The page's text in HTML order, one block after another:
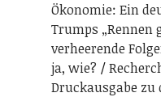
Ökonomie: Ein
Trumps „Rennen
verheerende
ja, wie?
Druckausgabe zu